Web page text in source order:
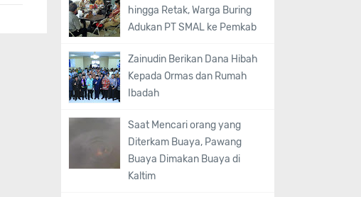
hingga Retak, Warga Buring
Adukan PT SMAL ke Pemkab
Zainudin Berikan Dana Hibah
Kepada Ormas dan Rumah
Ibadah
Saat Mencari orang yang
Diterkam Buaya, Pawang
Buaya Dimakan Buaya di
Kaltim